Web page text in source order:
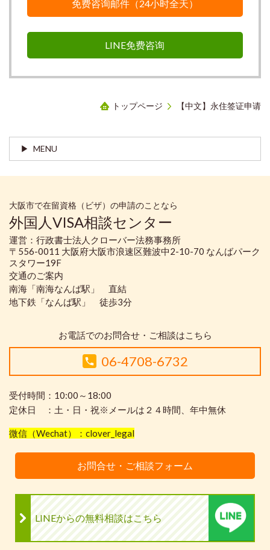
免费咨询邮件（24小时全天）
LINE免费咨询
トップページ 【中文】永住签证申请
MENU
大阪市で在留資格（ビザ）の申請のことなら
外国人VISA相談センター
運営：行政書士法人クローバー法務事務所
〒556-0011 大阪府大阪市浪速区難波中2-10-70 なんばパーク
スタワー19F
交通のご案内
南海「南海なんば駅」 直結
地下鉄「なんば駅」 徒歩3分
お電話でのお問合せ・ご相談はこちら
06-4708-6732
受付時間：10:00～18:00
定休日 ：土・日・祝※メールは２４時間、年中無休
微信（Wechat）：clover_legal
お問合せ・ご相談フォーム
LINEからの無料相談はこちら